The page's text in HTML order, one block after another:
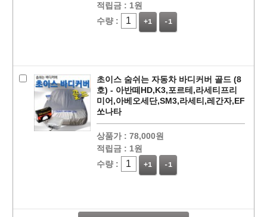
페이코 라이
구매
적립금 : 1원
수량 :
+1 -1
초이스 숨쉬는 자동차 바디커버 골드 (8
호) - 아반떼HD,K3,포르테,라세티프리
미어,아베오세단,SM3,라세티,레간자,EF
쏘나타
상품가 : 78,000원
적립금 : 1원
수량 :
+1 -1